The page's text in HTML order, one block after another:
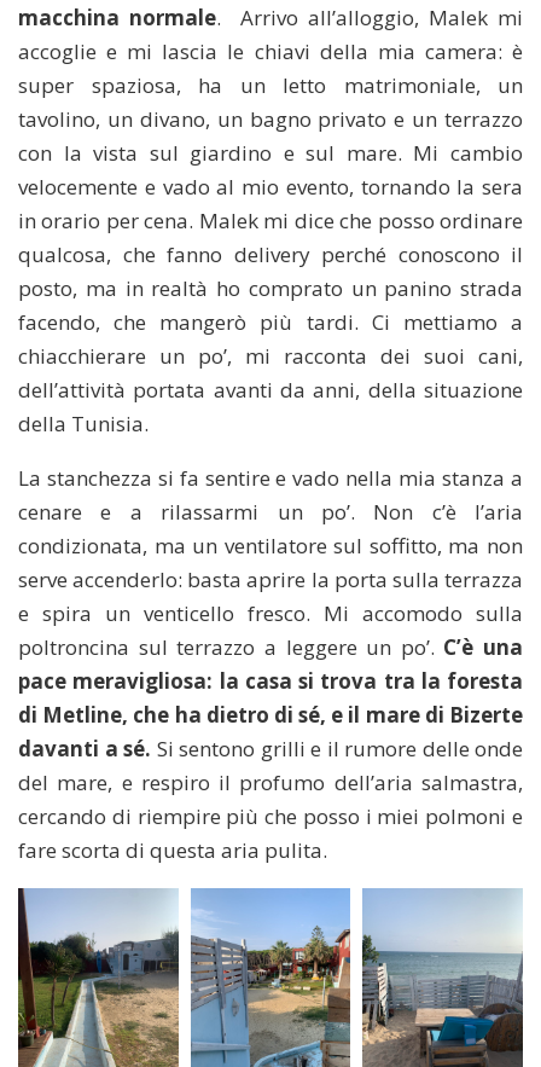
macchina normale.
Arrivo all’alloggio, Malek mi
accoglie e mi lascia le chiavi della mia camera: è
super spaziosa, ha un letto matrimoniale, un
tavolino, un divano, un bagno privato e un terrazzo
con la vista sul giardino e sul mare. Mi cambio
velocemente e vado al mio evento, tornando la sera
in orario per cena. Malek mi dice che posso ordinare
qualcosa, che fanno delivery perché conoscono il
posto, ma in realtà ho comprato un panino strada
facendo, che mangerò più tardi. Ci mettiamo a
chiacchierare un po’, mi racconta dei suoi cani,
dell’attività portata avanti da anni, della situazione
della Tunisia.
La stanchezza si fa sentire e vado nella mia stanza a
cenare e a rilassarmi un po’. Non c’è l’aria
condizionata, ma un ventilatore sul soffitto, ma non
serve accenderlo: basta aprire la porta sulla terrazza
e spira un venticello fresco. Mi accomodo sulla
poltroncina sul terrazzo a leggere un po’. C’è una
pace meravigliosa: la casa si trova tra la foresta
di Metline, che ha dietro di sé, e il mare di Bizerte
davanti a sé. Si sentono grilli e il rumore delle onde
del mare, e respiro il profumo dell’aria salmastra,
cercando di riempire più che posso i miei polmoni e
fare scorta di questa aria pulita.